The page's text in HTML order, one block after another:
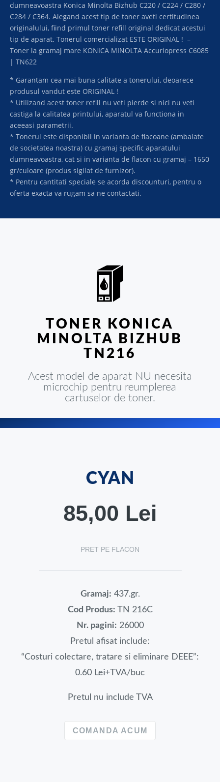
dumneavoastra Konica Minolta Bizhub C220 / C224 / C280 /
C284 / C364. Alegand acest tip de toner aveti certitudinea
originalului, fiind primul toner refill original dedicat acestui
tip de aparat. Tonerul comercializat ESTE ORIGINAL ! –
Toner la gramaj mare KONICA MINOLTA Accuriopress C6085
| TN622
* Garantam cea mai buna calitate a tonerului, deoarece
produsul vandut este ORIGINAL !
* Utilizand acest toner refill nu veti pierde si nici nu veti
castiga la calitatea printului, aparatul va functiona in
aceeasi parametrii.
* Tonerul este disponibil in varianta de flacoane (ambalate
de societatea noastra) cu gramaj specific aparatului
dumneavoastra, cat si in varianta de flacon cu gramaj – 1650
gr/culoare (produs sigilat de furnizor).
* Pentru cantitati speciale se acorda discounturi, pentru o
oferta exacta va rugam sa ne contactati.
TONER KONICA
MINOLTA BIZHUB
TN216
Acest model de aparat NU necesita
microchip pentru reumplerea
cartuselor de toner.
CYAN
85,00 Lei
PRET PE FLACON
Gramaj: 437.gr.
Cod Produs: TN 216C
Nr. pagini: 26000
Pretul afisat include:
“Costuri colectare, tratare si eliminare DEEE”:
0.60 Lei+TVA/buc
Pretul nu include TVA
COMANDA ACUM